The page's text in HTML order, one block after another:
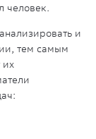
человек.
и
тем самым
их